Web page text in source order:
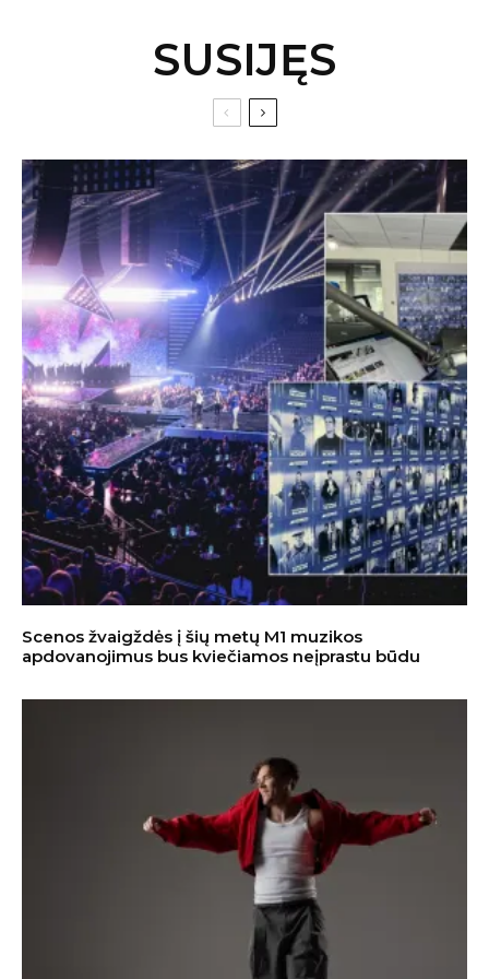
SUSIJĘS
Scenos žvaigždės į šių metų M1 muzikos
apdovanojimus bus kviečiamos neįprastu būdu